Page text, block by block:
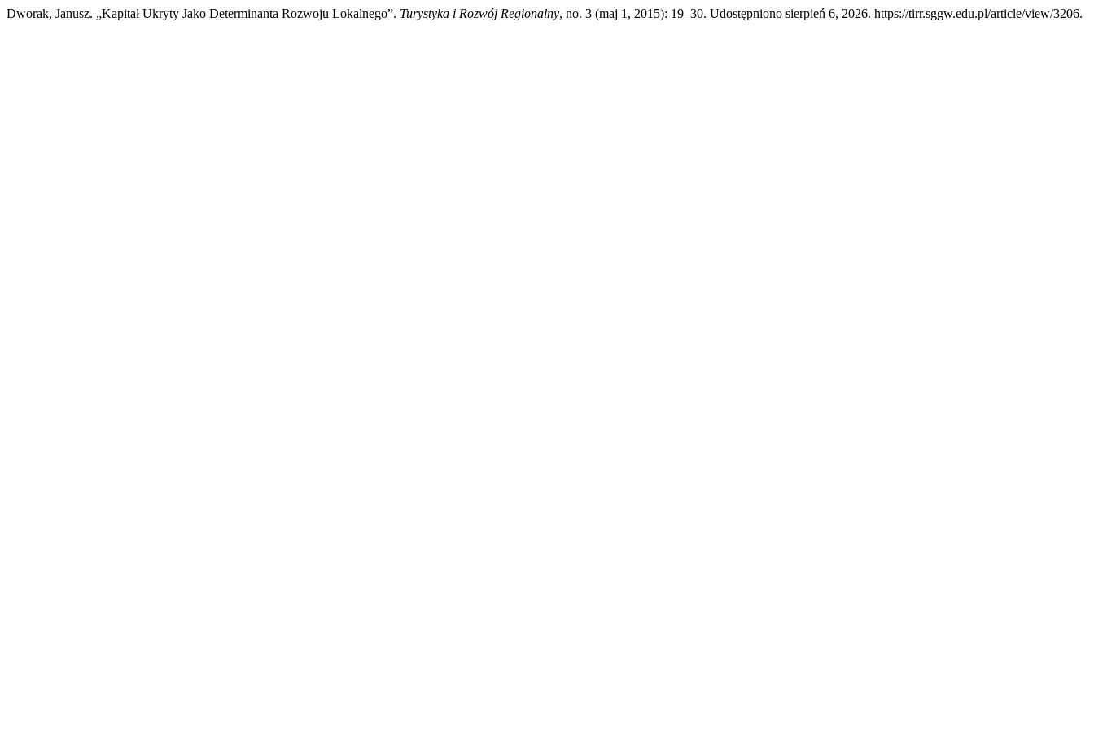
Dworak, Janusz. „Kapitał Ukryty Jako Determinanta Rozwoju Lokalnego”. Turystyka i Rozwój Regionalny, no. 3 (maj 1, 2015): 19–30. Udostępniono sierpień 6, 2026. https://tirr.sggw.edu.pl/article/view/3206.